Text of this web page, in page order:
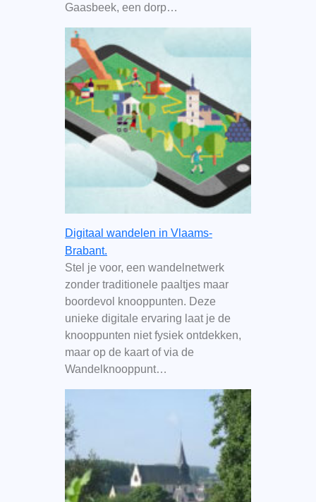
Gaasbeek, een dorp…
Digitaal wandelen in Vlaams-
Brabant.
Stel je voor, een wandelnetwerk
zonder traditionele paaltjes maar
boordevol knooppunten. Deze
unieke digitale ervaring laat je de
knooppunten niet fysiek ontdekken,
maar op de kaart of via de
Wandelknooppunt…